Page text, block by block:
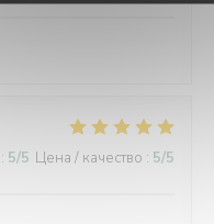
: 5/5 Цена / качество : 5/5